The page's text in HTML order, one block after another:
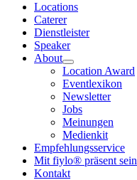
Locations
Caterer
Dienstleister
Speaker
About
Location Award
Eventlexikon
Newsletter
Jobs
Meinungen
Medienkit
Empfehlungsservice
Mit fiylo® präsent sein
Kontakt